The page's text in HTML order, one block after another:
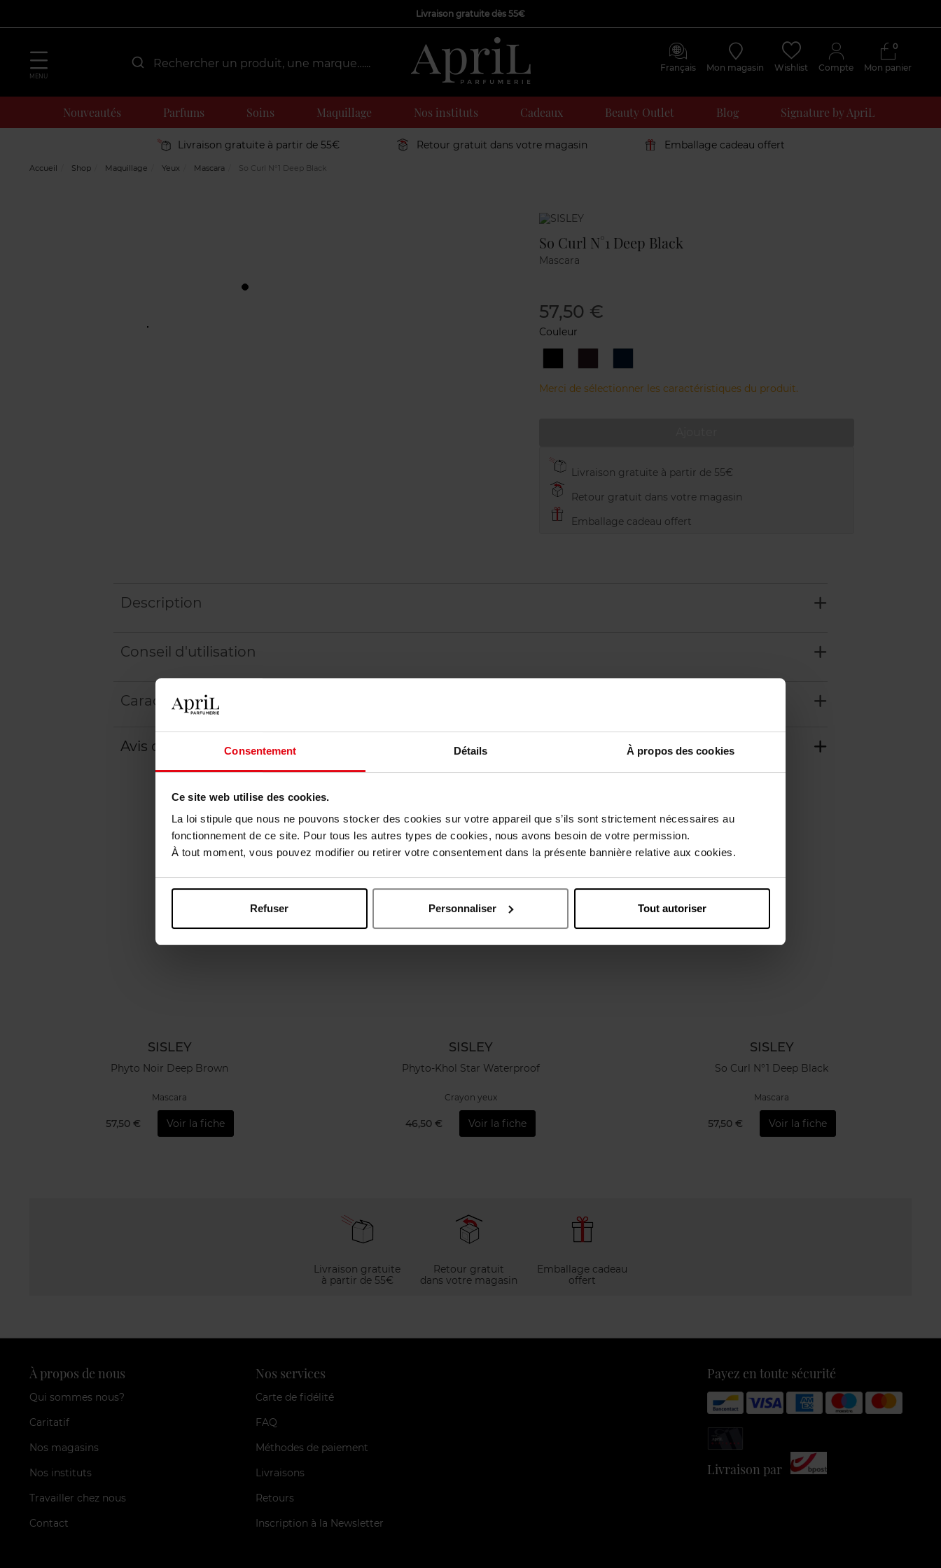
Consentement Détails À propos des cookies
Ce site web utilise des cookies.
La loi stipule que nous ne pouvons stocker des cookies sur votre appareil que s’ils sont strictement nécessaires au
fonctionnement de ce site. Pour tous les autres types de cookies, nous avons besoin de votre permission.
À tout moment, vous pouvez modifier ou retirer votre consentement dans la présente bannière relative aux cookies.
Refuser Personnaliser Tout autoriser
Livraison gratuite dès 55€
MENU
Français Mon magasin Wishlist Compte Mon panier
0
Nouveautés Parfums Soins Maquillage Nos instituts Cadeaux Beauty Outlet Blog Signature by ApriL
Livraison gratuite à partir de 55€ Retour gratuit dans votre magasin Emballage cadeau offert
Accueil Shop Maquillage Yeux Mascara So Curl N°1 Deep Black
Marque
So Curl N°1 Deep Black
Mascara
57,50 €
Couleur
Deep
Black
DEEP
BROWN
Deep
Merci de sélectionner les caractéristiques du produit.
Livraison gratuite à partir de 55€
Retour gratuit dans votre magasin
Emballage cadeau offert
Description
Conseil d'utilisation
Caractéristiques
Avis client
SISLEY
Phyto Noir Deep Brown
Mascara
57,50 € Voir la fiche
SISLEY
Phyto-Khol Star Waterproof
Crayon yeux
46,50 € Voir la fiche
SISLEY
So Curl N°1 Deep Black
Mascara
57,50 € Voir la fiche
Livraison gratuite
à partir de 55€
Retour gratuit
dans votre magasin
Emballage cadeau
offert
À propos de nous
Qui sommes nous?
Caritatif
Nos magasins
Nos instituts
Travailler chez nous
Contact
Nos services
Carte de fidélité
FAQ
Méthodes de paiement
Livraisons
Retours
Inscription à la Newsletter
Payez en toute sécurité
Livraison par